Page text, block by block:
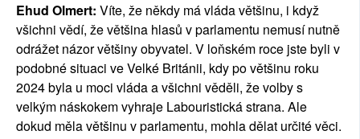
Ehud Olmert: Víte, že někdy má vláda většinu, i když
všichni vědí, že většina hlasů v parlamentu nemusí nutně
odrážet názor většiny obyvatel. V loňském roce jste byli v
podobné situaci ve Velké Británii, kdy po většinu roku
2024 byla u moci vláda a všichni věděli, že volby s
velkým náskokem vyhraje Labouristická strana. Ale
dokud měla většinu v parlamentu, mohla dělat určité věci.